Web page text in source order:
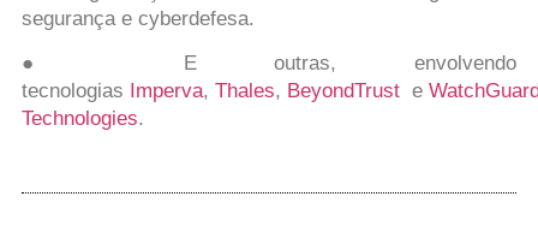
segurança e cyberdefesa.
● E outras, envolvendo
tecnologias
Imperva, Thales, BeyondTrust e
Technologies.